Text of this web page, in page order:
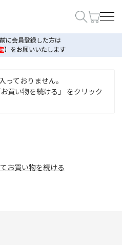
に会員登録した方は
】 をお願いいたします
っておりません。
買い物を続ける」 をクリック
お買い物を続ける